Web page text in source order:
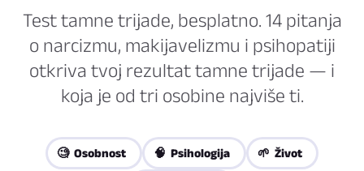
Test tamne trijade, besplatno. 14 pitanja
o narcizmu, makijavelizmu i psihopatiji
otkriva tvoj rezultat tamne trijade — i
koja je od tri osobine najviše ti.
🧐 Osobnost 🧠 Psihologija 🌱 Život